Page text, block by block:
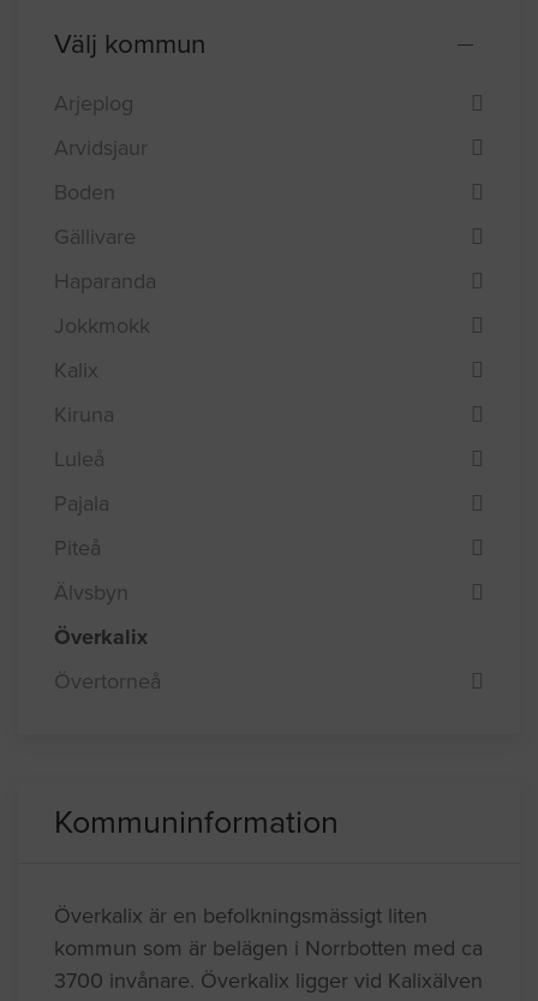
Välj kommun
Arjeplog
Arvidsjaur
Boden
Gällivare
Haparanda
Jokkmokk
Kalix
Kiruna
Luleå
Pajala
Piteå
Älvsbyn
Överkalix
Övertorneå
Kommuninformation
Överkalix är en befolkningsmässigt liten
kommun som är belägen i Norrbotten med ca
3700 invånare. Överkalix ligger vid Kalixälven